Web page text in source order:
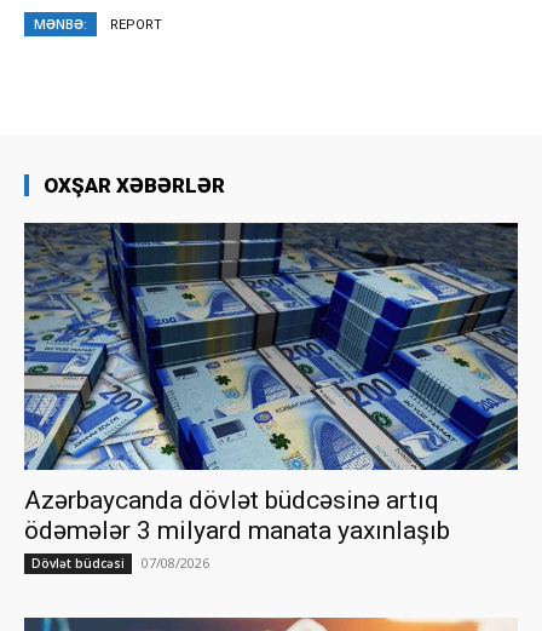
MƏNBƏ: REPORT
OXŞAR XƏBƏRLƏR
Azərbaycanda dövlət büdcəsinə artıq
ödəmələr 3 milyard manata yaxınlaşıb
Dövlət büdcəsi 07/08/2026